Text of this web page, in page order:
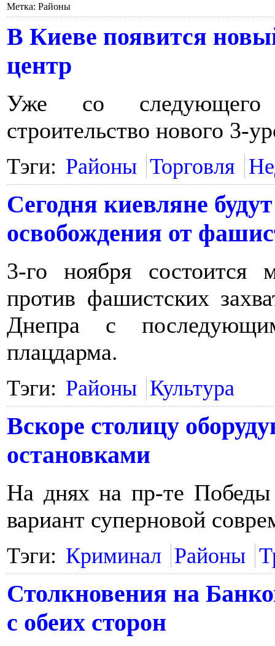
Метка: Районы
В Киеве появится
центр
Уже со следующего
строительство нового 3-
Тэги: Районы Торговля
Сегодня киевляне
освобождения от
3-го ноября состоится
против фашистских
Днепра с
плацдарма.
Тэги: Районы Культура
Вскоре столицу
остановками
На днях на пр-те
вариант суперновой
Тэги: Криминал Районы
Столкновения на
с обеих сторон